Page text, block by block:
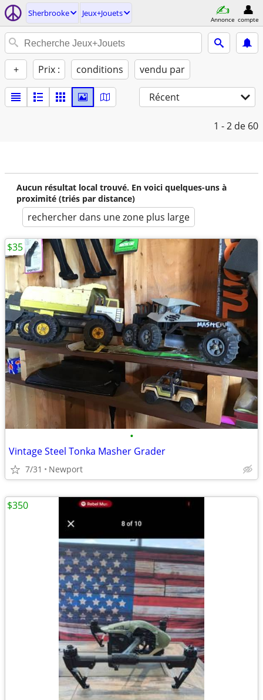
Sherbrooke Jeux+Jouets
Annonce compte
+ Prix : conditions vendu par
Récent
1 - 2 de 60
Aucun résultat local trouvé. En voici quelques-uns à
proximité (triés par distance)
rechercher dans une zone plus large
•
Vintage Steel Tonka Masher Grader
7/31 Newport
$35
$350